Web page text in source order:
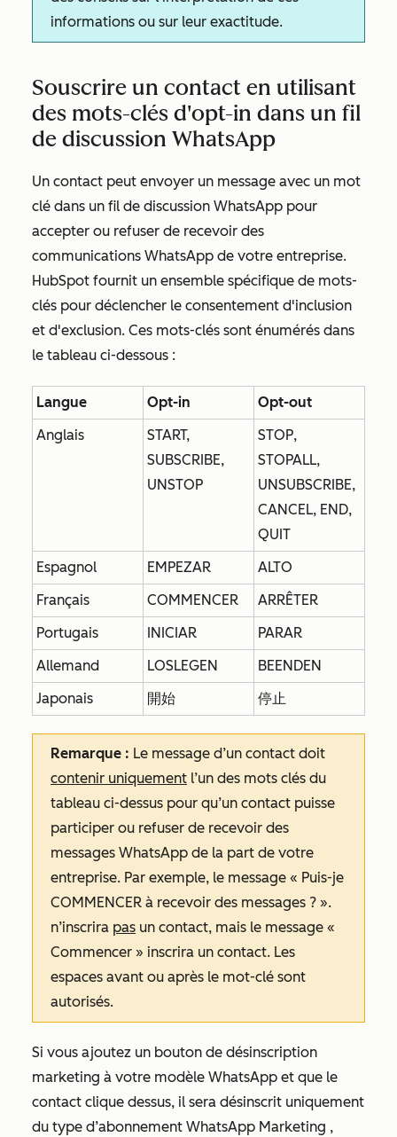
informations ou sur leur exactitude.
Souscrire un contact en utilisant
des mots-clés d'opt-in dans un fil
de discussion WhatsApp
Un contact peut envoyer un message avec un mot
clé dans un fil de discussion WhatsApp pour
accepter ou refuser de recevoir des
communications WhatsApp de votre entreprise.
HubSpot fournit un ensemble spécifique de mots-
clés pour déclencher le consentement d'inclusion
et d'exclusion. Ces mots-clés sont énumérés dans
le tableau ci-dessous :
Langue Opt-in
Opt-out
Anglais
START,
SUBSCRIBE,
UNSTOP
STOP,
STOPALL,
UNSUBSCRIBE,
CANCEL, END,
QUIT
Espagnol
EMPEZAR
ALTO
Français
COMMENCER
ARRÊTER
Portugais
INICIAR
PARAR
Allemand
LOSLEGEN
BEENDEN
Japonais
開始 停止
Remarque : Le message d’un contact doit
contenir uniquement l’un des mots clés du
tableau ci-dessus pour qu’un contact puisse
participer ou refuser de recevoir des
messages WhatsApp de la part de votre
entreprise. Par exemple, le message « Puis-je
COMMENCER à recevoir des messages ? ».
n’inscrira pas un contact, mais le message «
Commencer » inscrira un contact. Les
espaces avant ou après le mot-clé sont
autorisés.
Si vous ajoutez un bouton de désinscription
marketing à votre modèle WhatsApp et que le
contact clique dessus, il sera désinscrit uniquement
du type d’abonnement WhatsApp Marketing ,